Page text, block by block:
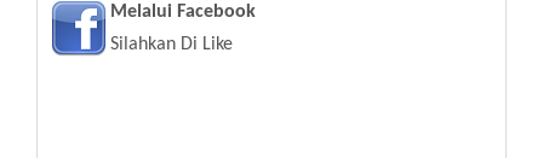
Melalui Facebook
Silahkan Di Like